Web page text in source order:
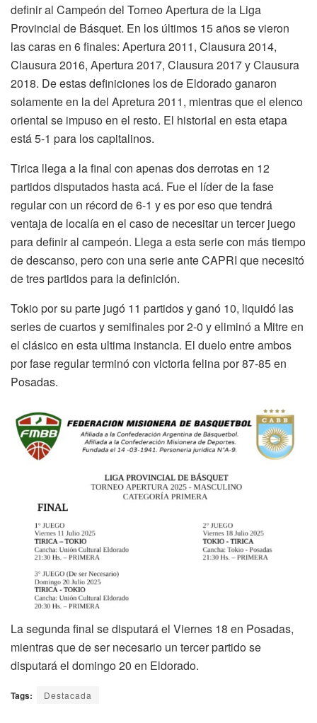
definir al Campeón del Torneo Apertura de la Liga
Provincial de Básquet. En los últimos 15 años se vieron
las caras en 6 finales: Apertura 2011, Clausura 2014,
Clausura 2016, Apertura 2017, Clausura 2017 y Clausura
2018. De estas definiciones los de Eldorado ganaron
solamente en la del Apretura 2011, mientras que el elenco
oriental se impuso en el resto. El historial en esta etapa
está 5-1 para los capitalinos.
Tirica llega a la final con apenas dos derrotas en 12
partidos disputados hasta acá. Fue el líder de la fase
regular con un récord de 6-1 y es por eso que tendrá
ventaja de localía en el caso de necesitar un tercer juego
para definir al campeón. Llega a esta serie con más tiempo
de descanso, pero con una serie ante CAPRI que necesitó
de tres partidos para la definición.
Tokio por su parte jugó 11 partidos y ganó 10, liquidó las
series de cuartos y semifinales por 2-0 y eliminó a Mitre en
el clásico en esta ultima instancia. El duelo entre ambos
por fase regular terminó con victoria felina por 87-85 en
Posadas.
La segunda final se disputará el Viernes 18 en Posadas,
mientras que de ser necesario un tercer partido se
disputará el domingo 20 en Eldorado.
Tags: Destacada